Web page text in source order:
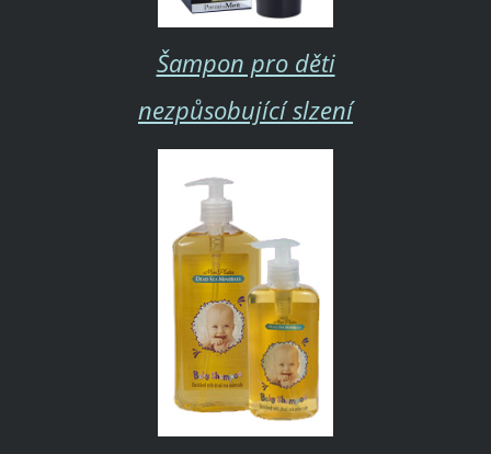
Šampon pro děti
nezpůsobující slzení